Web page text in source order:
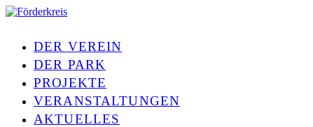
DER VEREIN
DER PARK
PROJEKTE
VERANSTALTUNGEN
AKTUELLES